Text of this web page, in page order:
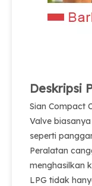
Deskripsi
Sian Compact
Valve
seperti
Peralatan
menghasilkan
LPG tidak